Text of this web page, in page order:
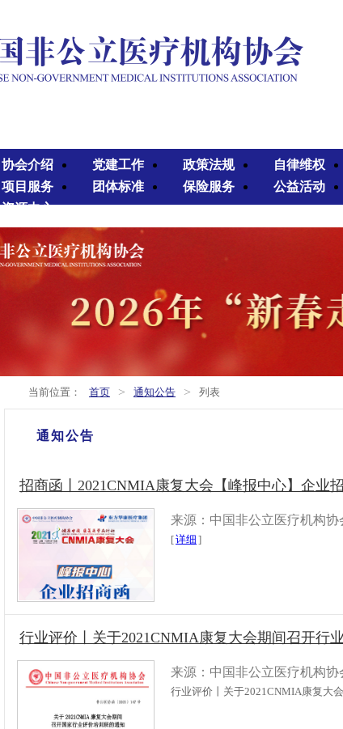
协会介绍 党建工作 政策法规 自律维权
项目服务 团体标准 保险服务 公益活动
资源中心
当前位置： 首页 > 通知公告 > 列表
通知公告
招商函丨2021CNMIA康复大会【峰报中心】企业
来源：中国非公立医疗机构协
[详细 ]
行业评价丨关于2021CNMIA康复大会期间召开行
来源：中国非公立医疗机构协
行业评价丨关于2021CNMIA康复大